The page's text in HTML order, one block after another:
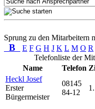
Sprung zu den Mitarbeitern
B E F G H J K L M O R
Telefonliste der
Name
Telefon
Heckl Josef
Erster
Bürgermeister
08145
84-12